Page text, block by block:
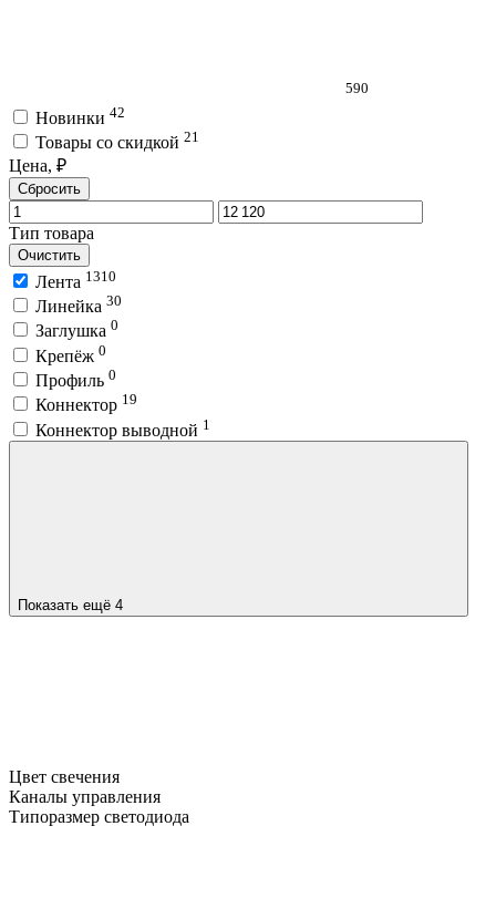
590
Новинки 42
Товары со скидкой 21
Цена, ₽
Сбросить
Тип товара
Очистить
Лента 1310
Линейка 30
Заглушка 0
Крепёж 0
Профиль 0
Коннектор 19
Коннектор выводной 1
Показать ещё 4
Цвет свечения
Каналы управления
Типоразмер светодиода